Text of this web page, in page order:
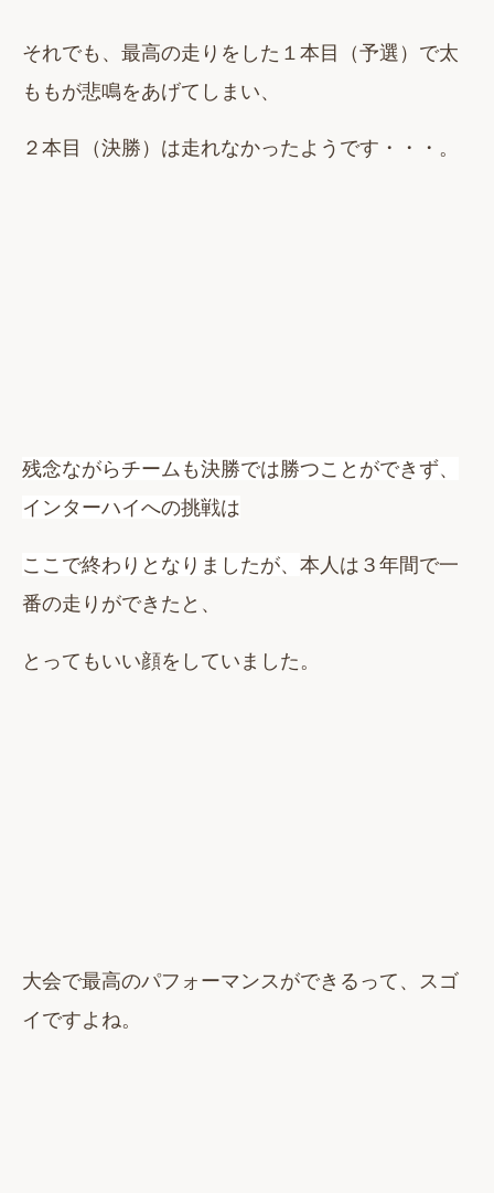
それでも、最高の走りをした１本目（予選）で太
ももが悲鳴をあげてしまい、
２本目（決勝）は走れなかったようです・・・。
残念ながらチームも決勝では勝つことができず、
インターハイへの挑戦は
ここで終わりとなりましたが、 本人は３年間で一
番の走りができたと、
とってもいい顔をしていました。
大会で最高のパフォーマンスができるって、スゴ
イですよね。